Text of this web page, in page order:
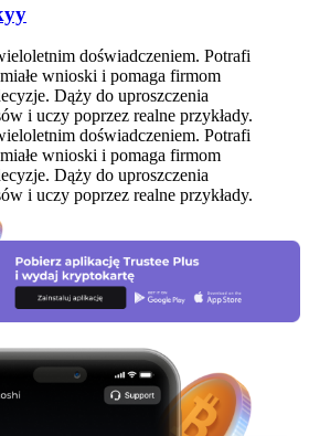
doświadczeniem. Potrafi
wnioski i pomaga firmom
Dąży do uproszczenia
i uczy poprzez realne przykłady.
doświadczeniem. Potrafi
wnioski i pomaga firmom
Dąży do uproszczenia
i uczy poprzez realne przykłady.